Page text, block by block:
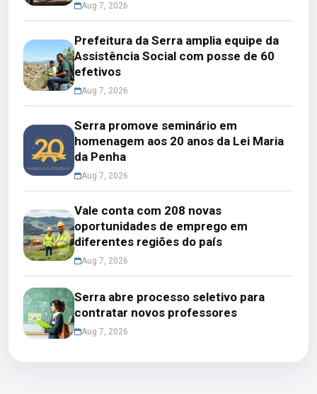
Aug 7, 2026
Prefeitura da Serra amplia equipe da
Assistência Social com posse de 60
efetivos
Aug 7, 2026
Serra promove seminário em
homenagem aos 20 anos da Lei Maria
da Penha
Aug 7, 2026
Vale conta com 208 novas
oportunidades de emprego em
diferentes regiões do país
Aug 7, 2026
Serra abre processo seletivo para
contratar novos professores
Aug 7, 2026